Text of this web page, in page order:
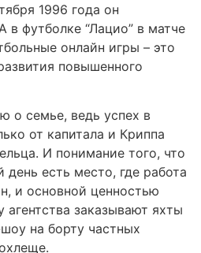
1996 года он
футболке “Лацио” в матче
онлайн игры – это
повышенного
о семье, ведь успех в
от капитала и Криппа
И понимание того, что
есть место, где работа
и основной ценностью
заказывают яхты
на борту частных